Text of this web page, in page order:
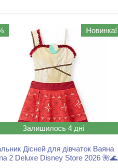
Залишилось 4 дні
Новинка!
Дісней для дівчаток Ваяна
2 Deluxe Disney Store 2026 🌺🌊